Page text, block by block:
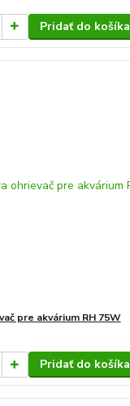
Pridať do košíka
pre akvárium RH 75W
Pridať do košíka